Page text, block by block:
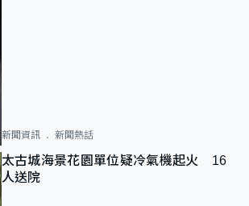
新聞資訊 新聞熱話
太古城海景花園單位疑冷氣機起火 16
人送院